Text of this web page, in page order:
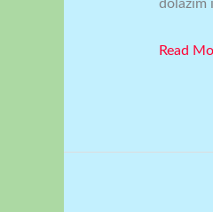
dolazim
Read